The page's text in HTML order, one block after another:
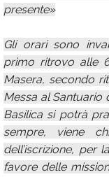
presente»
Gli orari sono
primo ritrovo alle
Masera, secondo
Messa al Santuario
Basilica si potrà
sempre, viene
dell’iscrizione, per
favore delle